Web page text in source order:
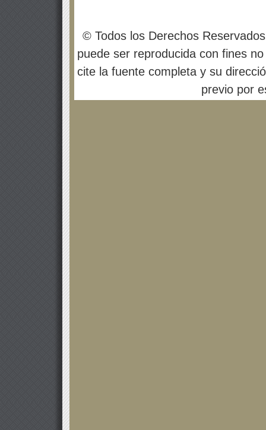
© Todos los Derechos
puede ser reproducida con fines
cite la fuente completa y su
previo por